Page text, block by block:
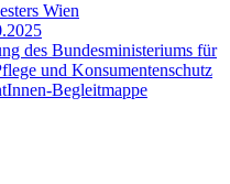
Wien
des Bundesministeriums für
und Konsumentenschutz
Begleitmappe